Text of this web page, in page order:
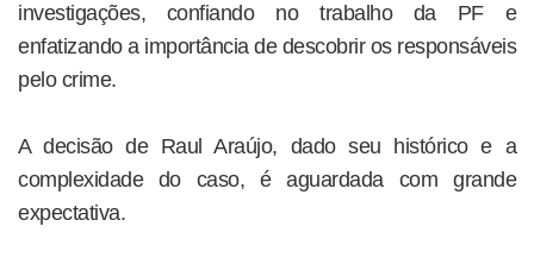
investigações, confiando no trabalho da PF e
enfatizando a importância de descobrir os responsáveis
pelo crime.
A decisão de Raul Araújo, dado seu histórico e a
complexidade do caso, é aguardada com grande
expectativa.